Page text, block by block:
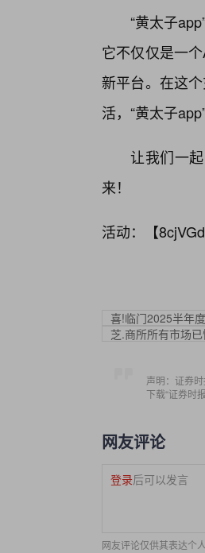
“黄太子
它不仅仅是一
新平台。在这
活，“黄太子
让我们一
来！
活动：【
喜!临门2025半年
芝.商所所有市场
声明：证券
下载“证券时
网友评论
登录后可以发言
网友评论仅供其表达个